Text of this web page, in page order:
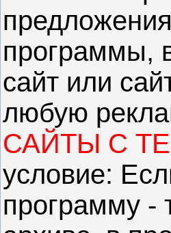
программы,
сайт или
любую
САЙТЫ С
условие:
программу -